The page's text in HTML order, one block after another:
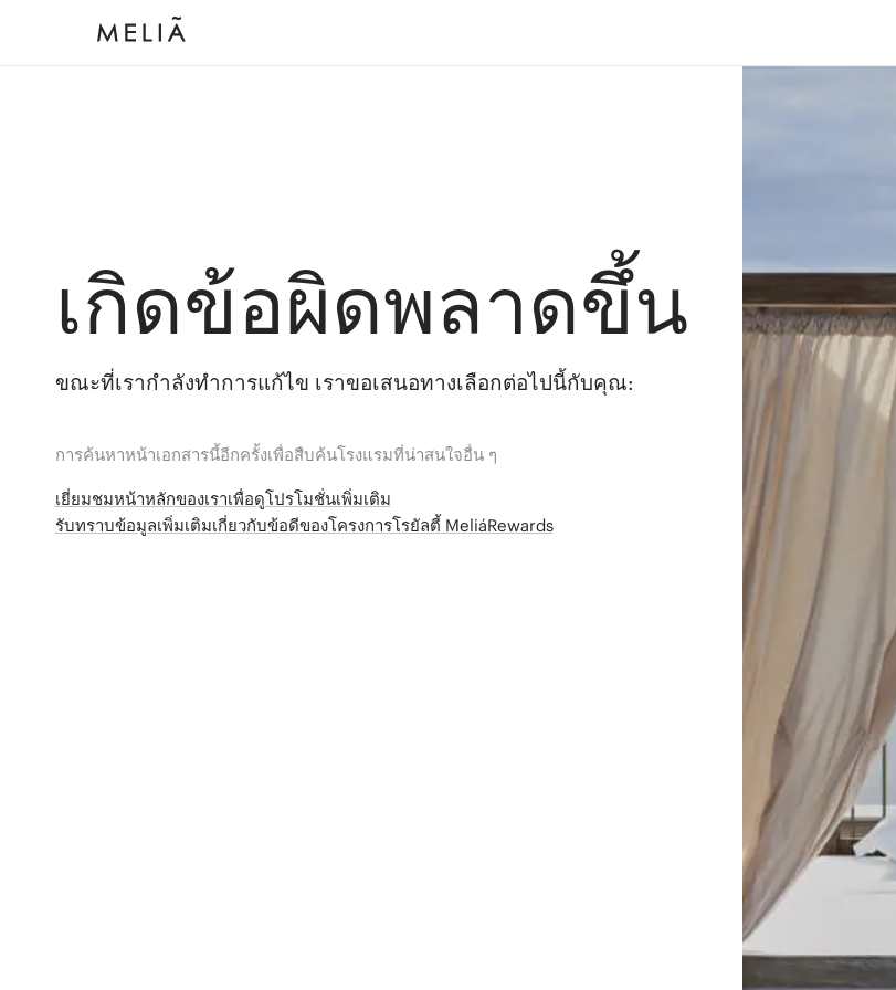
เกิดข้อผิดพลาดขึ้น
ขณะที่เรากำลังทำการแก้ไข เราขอเสนอทางเลือกต่อไปนี้กับคุณ:
การค้นหาหน้าเอกสารนี้อีกครั้งเพื่อสืบค้นโรงแรมที่น่าสนใจอื่น ๆ
เยี่ยมชมหน้าหลักของเราเพื่อดูโปรโมชั่นเพิ่มเติม
รับทราบข้อมูลเพิ่มเติมเกี่ยวกับข้อดีของโครงการโรยัลตี้ MeliáRewards